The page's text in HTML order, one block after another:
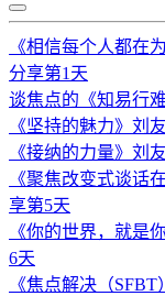
《相信每个人都在
分享第1天
谈焦点的《知易行
《坚持的魅力》刘
《接纳的力量》刘
《聚焦改变式谈话
享第5天
《你的世界，就是
6天
《焦点解决（